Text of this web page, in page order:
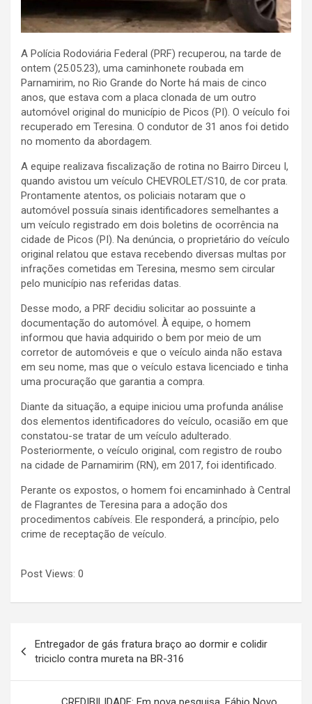
A Polícia Rodoviária Federal (PRF) recuperou, na tarde de
ontem (25.05.23), uma caminhonete roubada em
Parnamirim, no Rio Grande do Norte há mais de cinco
anos, que estava com a placa clonada de um outro
automóvel original do município de Picos (PI). O veículo foi
recuperado em Teresina. O condutor de 31 anos foi detido
no momento da abordagem.
A equipe realizava fiscalização de rotina no Bairro Dirceu I,
quando avistou um veículo CHEVROLET/S10, de cor prata.
Prontamente atentos, os policiais notaram que o
automóvel possuía sinais identificadores semelhantes a
um veículo registrado em dois boletins de ocorrência na
cidade de Picos (PI). Na denúncia, o proprietário do veículo
original relatou que estava recebendo diversas multas por
infrações cometidas em Teresina, mesmo sem circular
pelo município nas referidas datas.
Desse modo, a PRF decidiu solicitar ao possuinte a
documentação do automóvel. À equipe, o homem
informou que havia adquirido o bem por meio de um
corretor de automóveis e que o veículo ainda não estava
em seu nome, mas que o veículo estava licenciado e tinha
uma procuração que garantia a compra.
Diante da situação, a equipe iniciou uma profunda análise
dos elementos identificadores do veículo, ocasião em que
constatou-se tratar de um veículo adulterado.
Posteriormente, o veículo original, com registro de roubo
na cidade de Parnamirim (RN), em 2017, foi identificado.
Perante os expostos, o homem foi encaminhado à Central
de Flagrantes de Teresina para a adoção dos
procedimentos cabíveis. Ele responderá, a princípio, pelo
crime de receptação de veículo.
Post Views: 0
de
Post
Entregador de gás fratura braço ao dormir e colidir
triciclo contra mureta na BR-316